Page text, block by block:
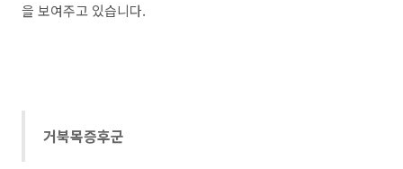
을 보여주고 있습니다.
거북목증후군